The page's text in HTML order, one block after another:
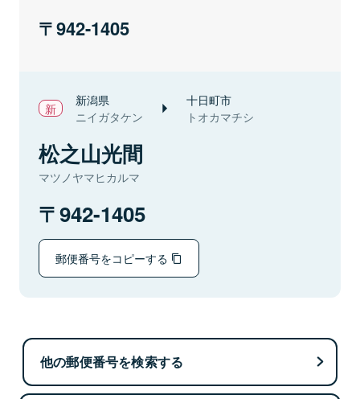
942-1405
新潟県
ニイガタケン
十日町市
トオカマチシ
松之山光間
マツノヤマヒカルマ
942-1405
郵便番号をコピーする
他の郵便番号を検索する